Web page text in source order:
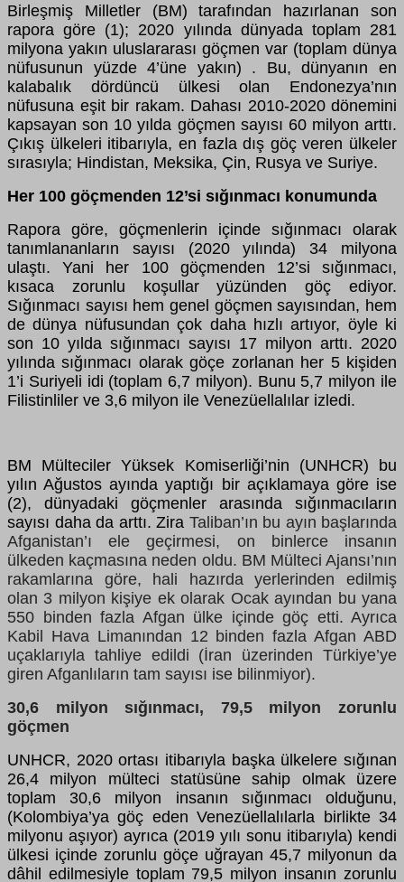
Birleşmiş Milletler (BM) tarafından hazırlanan son
rapora göre (1); 2020 yılında dünyada toplam 281
milyona yakın uluslararası göçmen var (toplam dünya
nüfusunun yüzde 4’üne yakın) . Bu, dünyanın en
kalabalık dördüncü ülkesi olan Endonezya’nın
nüfusuna eşit bir rakam. Dahası 2010-2020 dönemini
kapsayan son 10 yılda göçmen sayısı 60 milyon arttı.
Çıkış ülkeleri itibarıyla, en fazla dış göç veren ülkeler
sırasıyla; Hindistan, Meksika, Çin, Rusya ve Suriye.
Her 100 göçmenden 12’si sığınmacı konumunda
Rapora göre, göçmenlerin içinde sığınmacı olarak
tanımlananların sayısı (2020 yılında) 34 milyona
ulaştı. Yani her 100 göçmenden 12’si sığınmacı,
kısaca zorunlu koşullar yüzünden göç ediyor.
Sığınmacı sayısı hem genel göçmen sayısından, hem
de dünya nüfusundan çok daha hızlı artıyor, öyle ki
son 10 yılda sığınmacı sayısı 17 milyon arttı. 2020
yılında sığınmacı olarak göçe zorlanan her 5 kişiden
1’i Suriyeli idi (toplam 6,7 milyon). Bunu 5,7 milyon ile
Filistinliler ve 3,6 milyon ile Venezüellalılar izledi.
BM Mülteciler Yüksek Komiserliği’nin (UNHCR) bu
yılın Ağustos ayında yaptığı bir açıklamaya göre ise
(2), dünyadaki göçmenler arasında sığınmacıların
sayısı daha da arttı. Zira Taliban’ın bu ayın başlarında
Afganistan’ı ele geçirmesi, on binlerce insanın
ülkeden kaçmasına neden oldu. BM Mülteci Ajansı’nın
rakamlarına göre, hali hazırda yerlerinden edilmiş
olan 3 milyon kişiye ek olarak Ocak ayından bu yana
550 binden fazla Afgan ülke içinde göç etti. Ayrıca
Kabil Hava Limanından 12 binden fazla Afgan ABD
uçaklarıyla tahliye edildi (İran üzerinden Türkiye’ye
giren Afganlıların tam sayısı ise bilinmiyor).
30,6 milyon sığınmacı, 79,5 milyon zorunlu
göçmen
UNHCR, 2020 ortası itibarıyla başka ülkelere sığınan
26,4 milyon mülteci statüsüne sahip olmak üzere
toplam 30,6 milyon insanın sığınmacı olduğunu,
(Kolombiya’ya göç eden Venezüellalılarla birlikte 34
milyonu aşıyor) ayrıca (2019 yılı sonu itibarıyla) kendi
ülkesi içinde zorunlu göçe uğrayan 45,7 milyonun da
dâhil edilmesiyle toplam 79,5 milyon insanın zorunlu